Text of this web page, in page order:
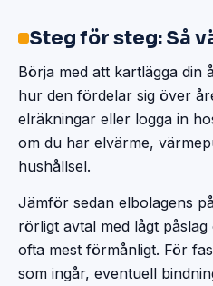
Steg för steg: Så
Börja med att kartlägga
hur den fördelar sig över
elräkningar eller logga in
om du har elvärme,
hushållsel.
Jämför sedan elbolagens
rörligt avtal med lågt
ofta mest förmånligt. För
som ingår, eventuell